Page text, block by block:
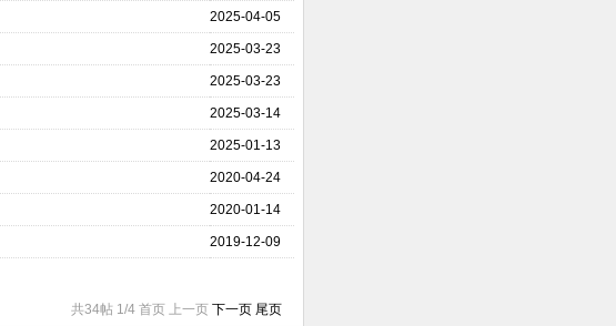
2025-04-05
2025-03-23
2025-03-23
2025-03-14
2025-01-13
2020-04-24
2020-01-14
2019-12-09
共34帖 1/4 首页 上一页 下一页 尾页